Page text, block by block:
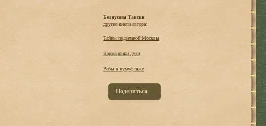
Белоусова Таисия
другие книги автора:
Тайны подземной Москвы
Карманники духа
Рабы в кумуфляже
Поделиться